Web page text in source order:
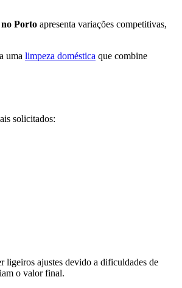
no Porto apresenta variações competitivas,
uma limpeza doméstica que combine
solicitados:
ligeiros ajustes devido a dificuldades de
o valor final.